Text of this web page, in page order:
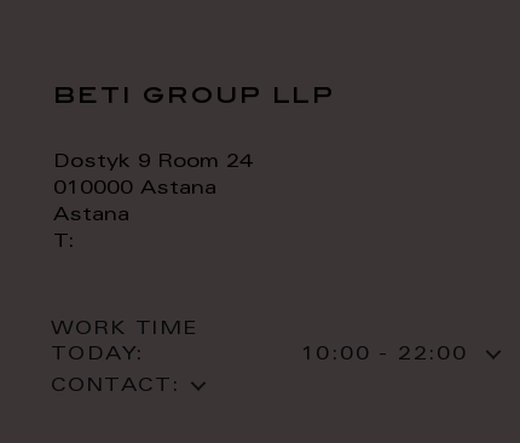
beti group llp
Dostyk 9 Room 24
010000 Astana
Astana
T:
WORK TIME
TODAY:
10:00 - 22:00
CONTACT: